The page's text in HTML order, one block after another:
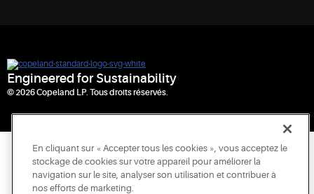
Engineered for Sustainability
© 2026 Copeland LP. Tous droits réservés.
En cliquant sur « Accepter tous les cookies », vous acceptez le
stockage de cookies sur votre appareil pour améliorer la
navigation sur le site, analyser son utilisation et contribuer à
nos efforts de marketing.